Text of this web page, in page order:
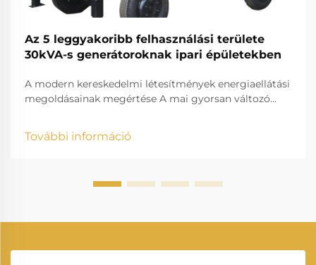
Az 5 leggyakoribb felhasználási területe
30kVA-s generátoroknak ipari épületekben
A modern kereskedelmi létesítmények energiaellátási
megoldásainak megértése A mai gyorsan változó
műveletek számára. Egy 30kVA-s generátor
További információ